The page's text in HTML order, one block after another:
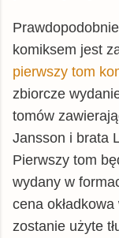
komiksem jest
pierwszy tom
zbiorcze
tomów
Jansson i brata
Pierwszy tom
wydany w
cena
zostanie użyte